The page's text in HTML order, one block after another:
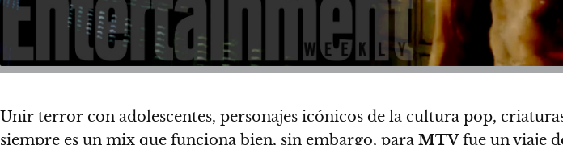
Unir terror con adolescentes, personajes icónicos de la cultura pop,
siempre es un mix que funciona bien, sin embargo, para MTVfue un viaje